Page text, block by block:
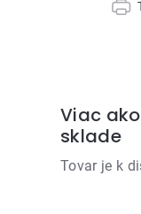
Viac ako
sklade
Tovar je k